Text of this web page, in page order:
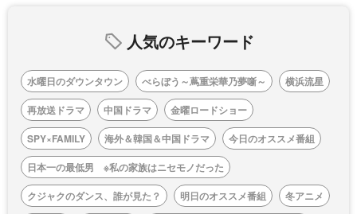
人気のキーワード
水曜日のダウンタウン べらぼう～蔦重栄華乃夢噺～
横浜流星
再放送ドラマ
中国ドラマ
金曜ロードショー
SPY×FAMILY
海外＆韓国＆中国ドラマ
今日のオススメ番組
日本一の最低男 ※私の家族はニセモノだった
クジャクのダンス、誰が見た？
明日のオススメ番組
冬アニメ